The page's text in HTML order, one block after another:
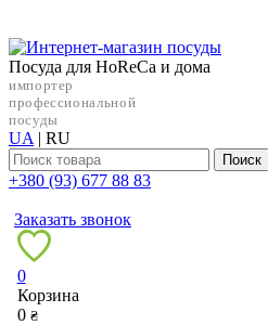
Посуда для HoReCa и дома
импортер
профессиональной
посуды
UA | RU
Поиск
+38‎0 (93) 677 88 83
Заказать звонок
0
Корзина
0 ₴